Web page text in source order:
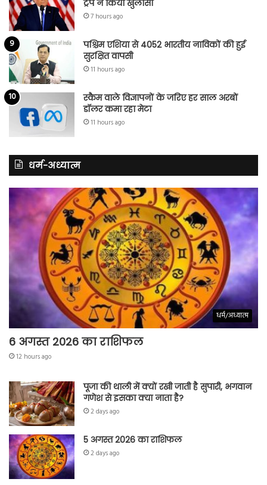
ट्रंप ने किया खुलासा
7 hours ago
पश्चिम एशिया से 4052 भारतीय नाविकों की हुई
सुरक्षित वापसी
11 hours ago
स्कैम वाले विज्ञापनों के जरिए हर साल अरबों
डॉलर कमा रहा मेटा
11 hours ago
धर्म-अध्यात्म
धर्म/अध्यात्म
6 अगस्त 2026 का राशिफल
12 hours ago
पूजा की थाली में क्यों रखी जाती है सुपारी, भगवान
गणेश से इसका क्या नाता है?
2 days ago
5 अगस्त 2026 का राशिफल
2 days ago